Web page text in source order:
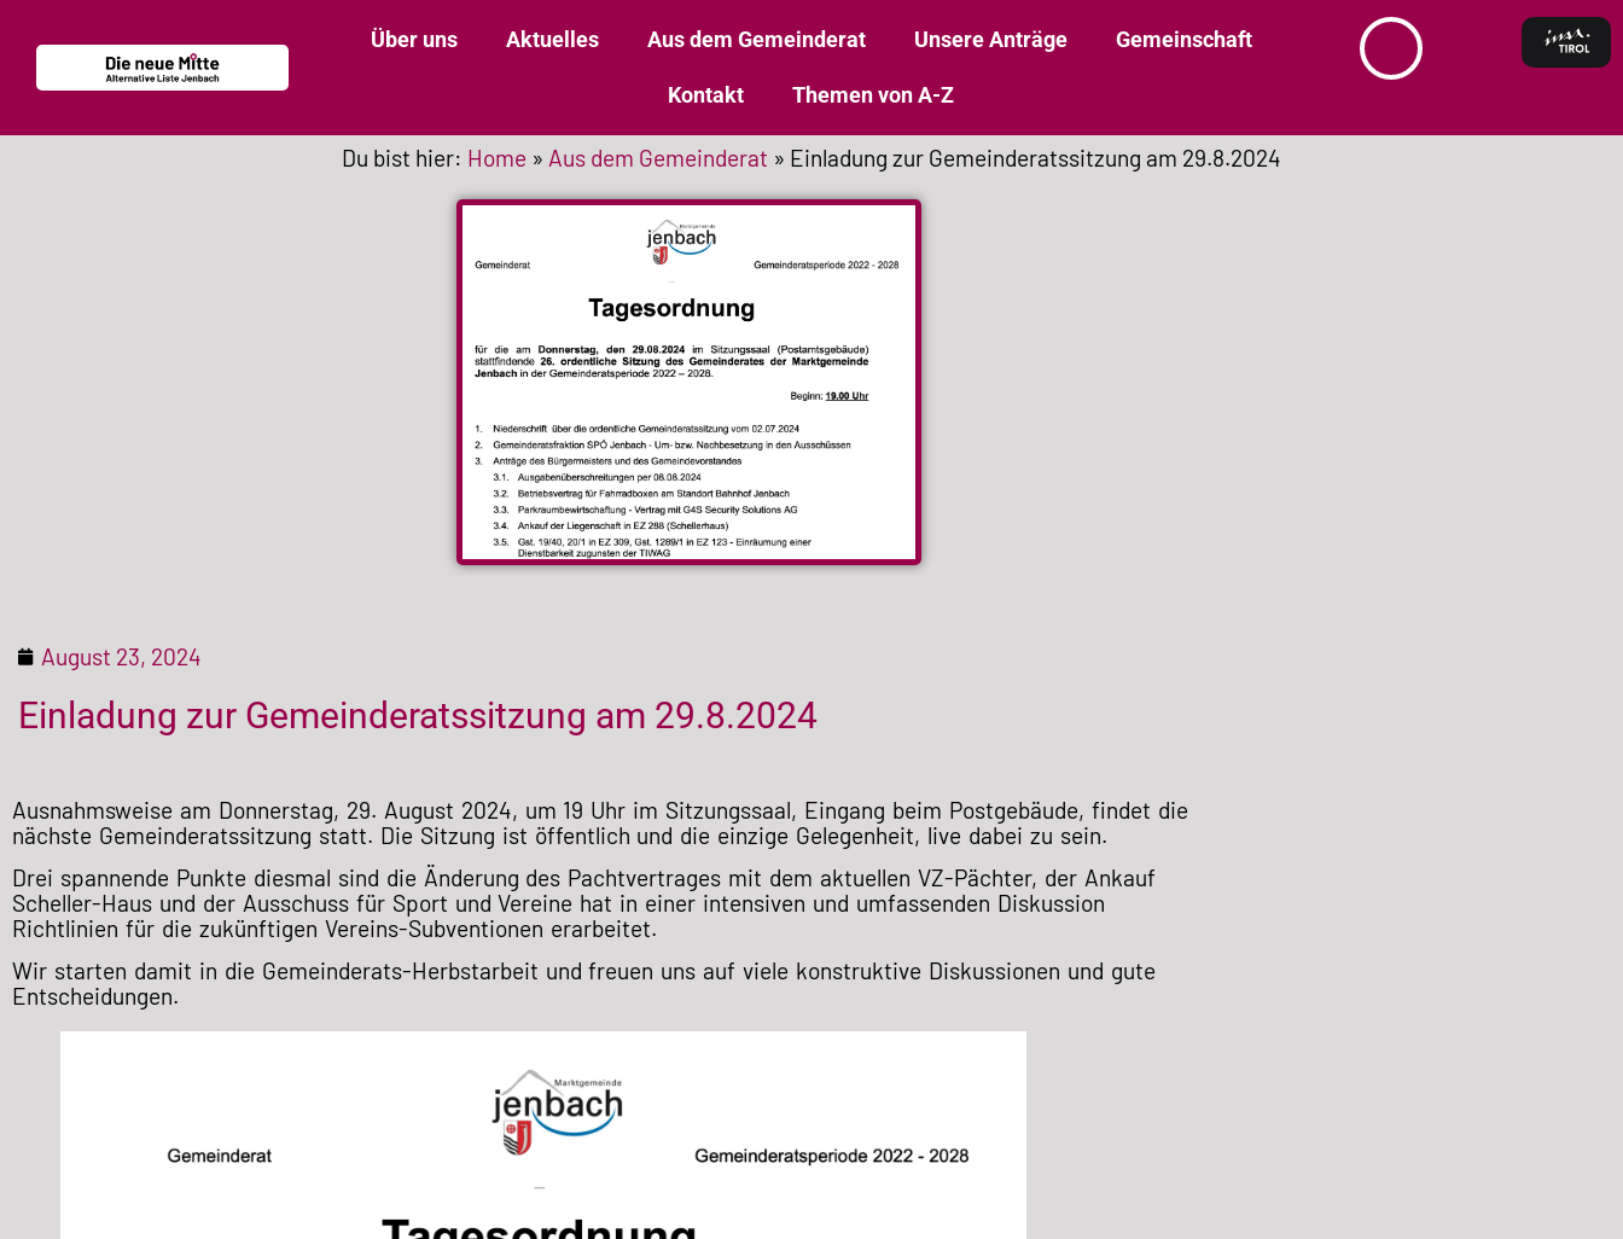
Über uns Aktuelles Aus dem Gemeinderat Unsere Anträge Gemeinschaft
Kontakt Themen von A-Z
Du bist hier: Home » Aus dem Gemeinderat » Einladung zur Gemeinderatssitzung am 29.8.2024
August 23, 2024
Einladung zur Gemeinderatssitzung am 29.8.2024
Ausnahmsweise am Donnerstag, 29. August 2024, um 19 Uhr im Sitzungssaal, Eingang beim Postgebäude, findet die
nächste Gemeinderatssitzung statt. Die Sitzung ist öffentlich und die einzige Gelegenheit, live dabei zu sein.
Drei spannende Punkte diesmal sind die Änderung des Pachtvertrages mit dem aktuellen VZ-Pächter, der Ankauf
Scheller-Haus und der Ausschuss für Sport und Vereine hat in einer intensiven und umfassenden Diskussion
Richtlinien für die zukünftigen Vereins-Subventionen erarbeitet.
Wir starten damit in die Gemeinderats-Herbstarbeit und freuen uns auf viele konstruktive Diskussionen und gute
Entscheidungen.